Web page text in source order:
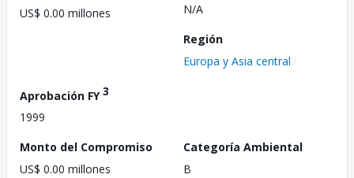
US$ 0.00 millones
N/A
Región
Europa y Asia central
Aprobación FY3
1999
Monto del Compromiso
US$ 0.00 millones
Categoría Ambiental
B